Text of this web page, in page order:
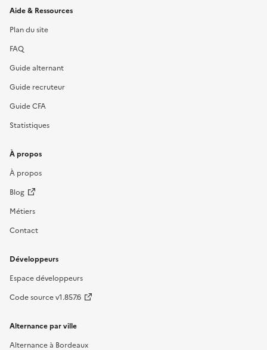
Informations et liens du site
Aide & Ressources
Plan du site
FAQ
Guide alternant
Guide recruteur
Guide CFA
Statistiques
À propos
À propos
Blog
Métiers
Contact
Développeurs
Espace développeurs
Code source v1.857.6
Alternance par ville
Alternance à Bordeaux